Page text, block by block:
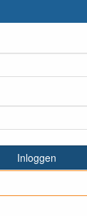
Inloggen